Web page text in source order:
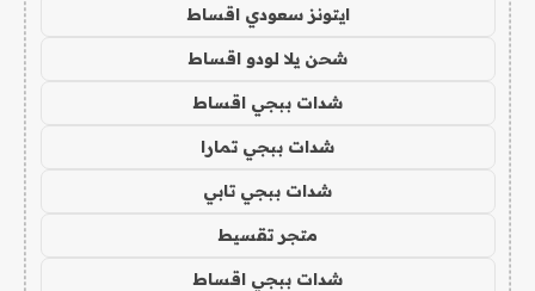
ايتونز سعودي اقساط
شحن يلا لودو اقساط
شدات ببجي اقساط
شدات ببجي تمارا
شدات ببجي تابي
متجر تقسيط
شدات ببجي اقساط